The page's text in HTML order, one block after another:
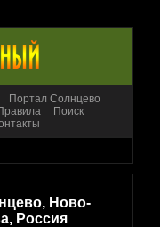
Портал Солнцево
Поиск
Ново-
Россия